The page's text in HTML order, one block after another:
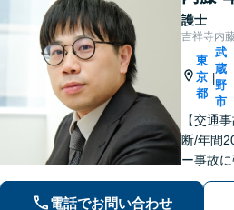
護士
吉祥寺内
東
京
都
|
武
蔵
野
市
【交通
断/年間
ー事故
題】遺
続対策
電話でお問い合わせ